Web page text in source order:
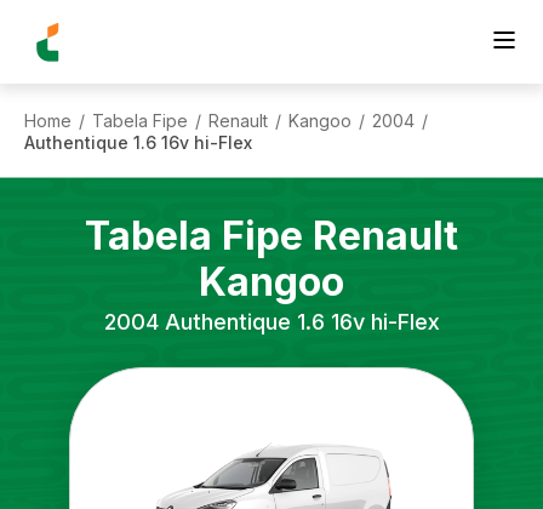
Home / Tabela Fipe / Renault / Kangoo / 2004 /
Authentique 1.6 16v hi-Flex
Tabela Fipe Renault
Kangoo
2004 Authentique 1.6 16v hi-Flex